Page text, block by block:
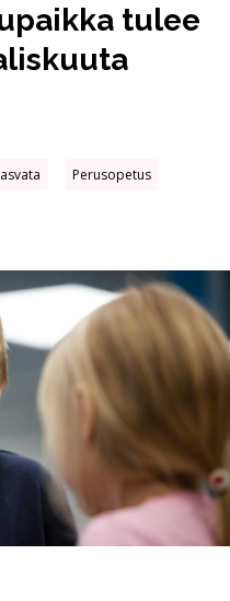
tulee
Perusopetus